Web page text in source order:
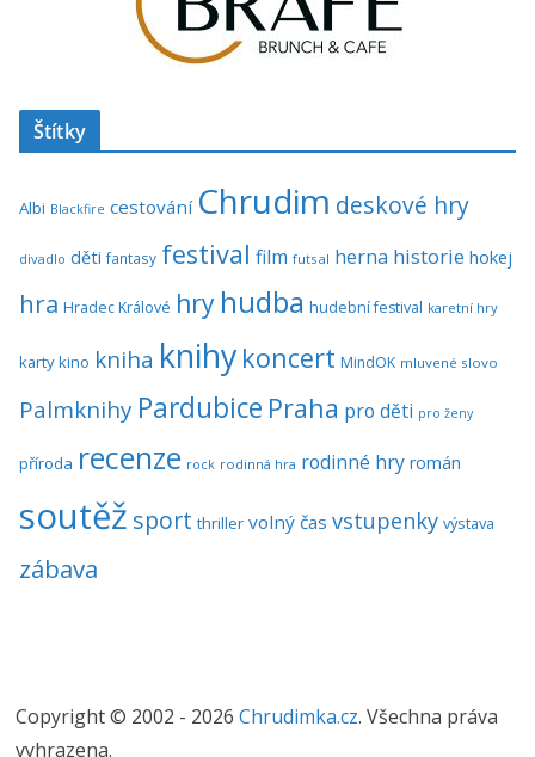
Štítky
Albi Blackfire cestování Chrudim deskové hry
divadlo děti fantasy festival film futsal herna historie hokej
hra Hradec Králové hry hudba hudební festival karetní hry
karty kino kniha knihy koncert MindOK mluvené slovo
Palmknihy Pardubice Praha pro děti pro ženy
příroda recenze rock rodinná hra rodinné hry román
soutěž sport thriller volný čas vstupenky výstava
zábava
Copyright © 2002 - 2026Chrudimka.cz. Všechna práva
vyhrazena.